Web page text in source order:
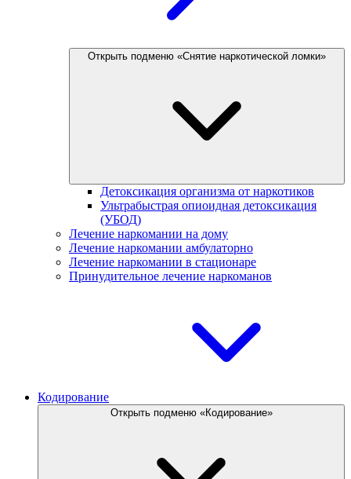
Открыть подменю «Снятие наркотической ломки»
Детоксикация организма от наркотиков
Ультрабыстрая опиоидная детоксикация
(УБОД)
Лечение наркомании на дому
Лечение наркомании амбулаторно
Лечение наркомании в стационаре
Принудительное лечение наркоманов
Кодирование
Открыть подменю «Кодирование»